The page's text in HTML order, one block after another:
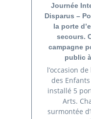
Journée
Disparus –
la porte
secours.
campagne
public
l’occasion
des
installé 5
Arts.
surmontée